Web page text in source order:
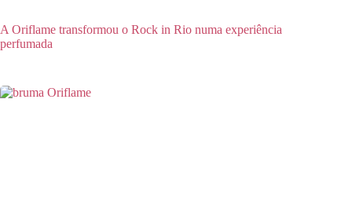
A Oriflame transformou o Rock in Rio numa experiência
perfumada